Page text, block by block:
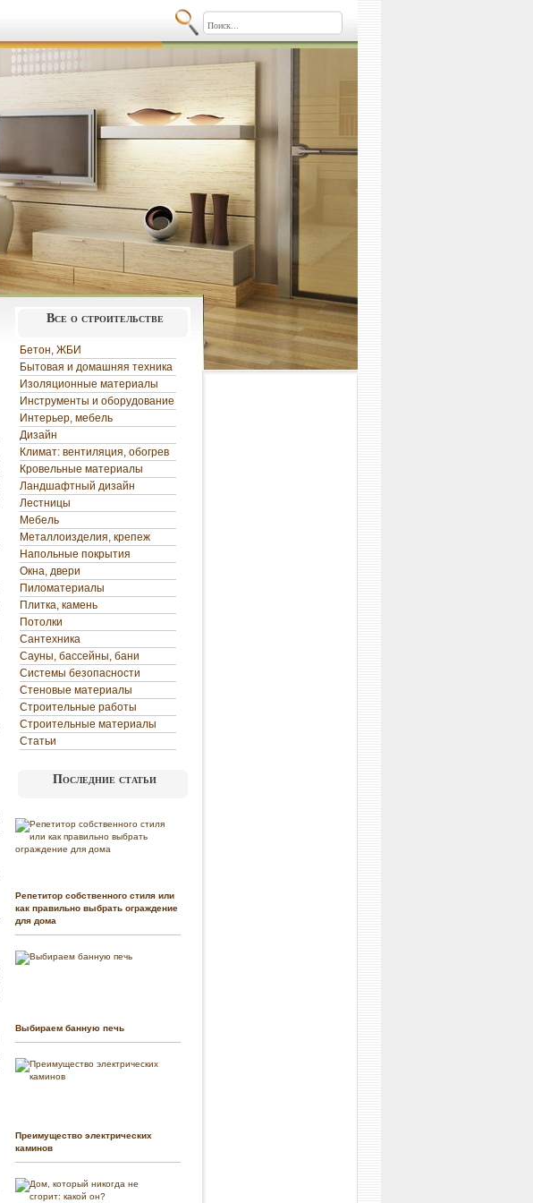
Все о строительстве
Бетон, ЖБИ
Бытовая и домашняя техника
Изоляционные материалы
Инструменты и оборудование
Интерьер, мебель
Дизайн
Климат: вентиляция, обогрев
Кровельные материалы
Ландшафтный дизайн
Лестницы
Мебель
Металлоизделия, крепеж
Напольные покрытия
Окна, двери
Пиломатериалы
Плитка, камень
Потолки
Сантехника
Сауны, бассейны, бани
Системы безопасности
Стеновые материалы
Строительные работы
Строительные материалы
Статьи
Последние статьи
Репетитор собственного стиля или
как правильно выбрать ограждение
для дома
Выбираем банную печь
Преимущество электрических
каминов